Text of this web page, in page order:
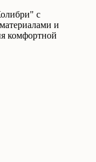
с
и
комфортной